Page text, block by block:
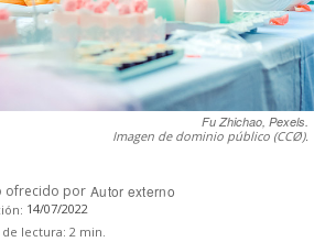
Fu Zhichao, Pexels.
Imagen de dominio público (CCØ).
ofrecido por Autor externo
14/07/2022
lectura: 2 min.